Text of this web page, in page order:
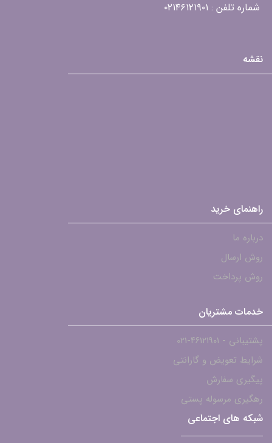
شماره تلفن : ۰۲۱۴۶۱۲۱۹۰۱
نقشه
راهنمای خرید
درباره ما
روش ارسال
روش پرداخت
خدمات مشتریان
پشتیبانی - ۴۶۱۲۱۹۰۱-021
شرایط تعویض و گارانتی
پیگیری سفارش
رهگیری مرسوله پستی
شبکه های اجتماعی